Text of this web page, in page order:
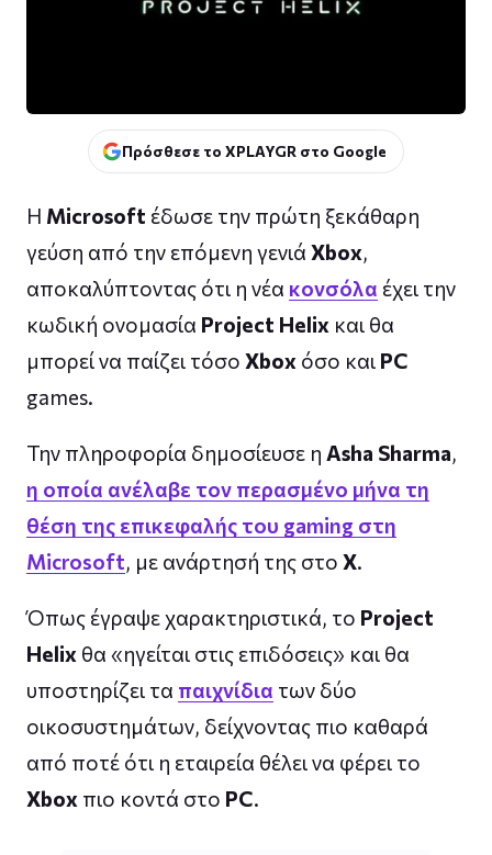
Πρόσθεσε το XPLAYGR στο Google
Η Microsoft έδωσε την πρώτη ξεκάθαρη
γεύση από την επόμενη γενιά Xbox,
αποκαλύπτοντας ότι η νέα κονσόλα έχει την
κωδική ονομασία Project Helix και θα
μπορεί να παίζει τόσο Xbox όσο και PC
games.
Την πληροφορία δημοσίευσε η Asha Sharma,
η οποία ανέλαβε τον περασμένο μήνα τη
θέση της επικεφαλής του gaming στη
Microsoft, με ανάρτησή της στο X.
Όπως έγραψε χαρακτηριστικά, το Project
Helix θα «ηγείται στις επιδόσεις» και θα
υποστηρίζει τα παιχνίδια των δύο
οικοσυστημάτων, δείχνοντας πιο καθαρά
από ποτέ ότι η εταιρεία θέλει να φέρει το
Xbox πιο κοντά στο PC.